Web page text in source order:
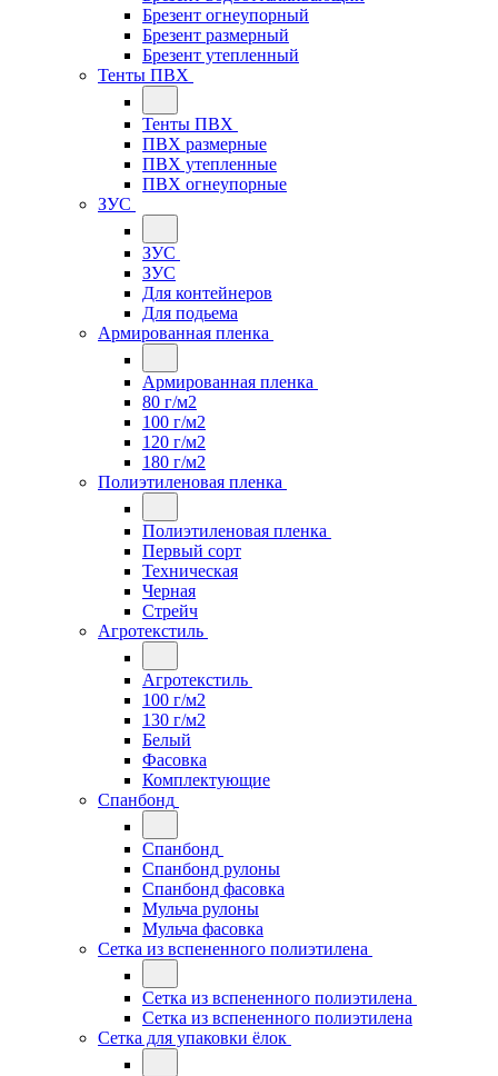
Брезент огнеупорный
Брезент размерный
Брезент утепленный
Тенты ПВХ
Тенты ПВХ
ПВХ размерные
ПВХ утепленные
ПВХ огнеупорные
ЗУС
ЗУС
ЗУС
Для контейнеров
Для подьема
Армированная пленка
Армированная пленка
80 г/м2
100 г/м2
120 г/м2
180 г/м2
Полиэтиленовая пленка
Полиэтиленовая пленка
Первый сорт
Техническая
Черная
Стрейч
Агротекстиль
Агротекстиль
100 г/м2
130 г/м2
Белый
Фасовка
Комплектующие
Спанбонд
Спанбонд
Спанбонд рулоны
Спанбонд фасовка
Мульча рулоны
Мульча фасовка
Сетка из вспененного полиэтилена
Сетка из вспененного полиэтилена
Сетка из вспененного полиэтилена
Сетка для упаковки ёлок